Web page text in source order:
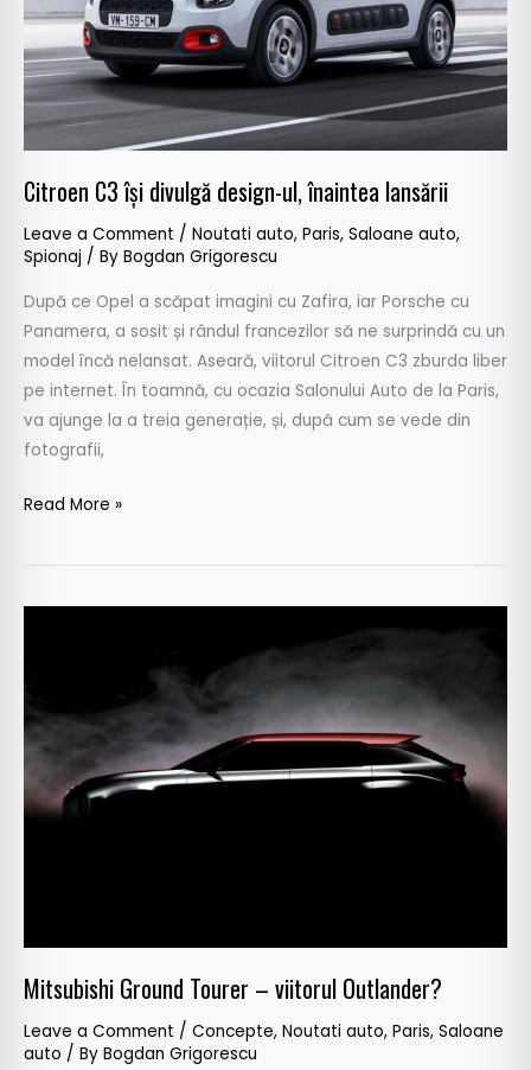
Citroen C3 își divulgă design-ul, înaintea lansării
Leave a Comment / Noutati auto, Paris, Saloane auto,
Spionaj / By Bogdan Grigorescu
După ce Opel a scăpat imagini cu Zafira, iar Porsche cu
Panamera, a sosit și rândul francezilor să ne surprindă cu un
model încă nelansat. Aseară, viitorul Citroen C3 zburda liber
pe internet. În toamnă, cu ocazia Salonului Auto de la Paris,
va ajunge la a treia generație, și, după cum se vede din
fotografii,
înaintea
lansării
Read More »
Mitsubishi Ground Tourer – viitorul Outlander?
Leave a Comment / Concepte, Noutati auto, Paris, Saloane
auto / By Bogdan Grigorescu
viitorul
Outlander?